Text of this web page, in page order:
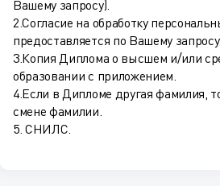
Вашему запросу).
2.Согласие на обработку
предоставляется по Вашему
3.Копия Диплома о высшем и/или
образовании с приложением.
4.Если в Дипломе другая фамилия,
смене фамилии.
5. СНИЛС.